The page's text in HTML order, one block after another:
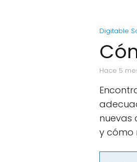
Digitable
hace 5
nuevas
y cómo